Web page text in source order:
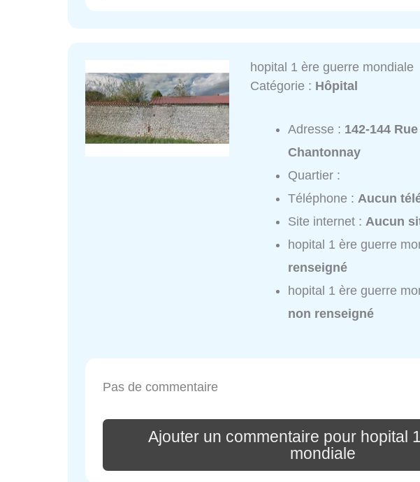
hopital 1 ère guerre mondiale
Catégorie : Hôpital
Adresse : 142-144
Chantonnay
Quartier :
Téléphone :Aucun
Site internet :Aucun
hopital 1 ère guerre
renseigné
hopital 1 ère guerre
non renseigné
Pas de commentaire
Ajouter un commentaire pour hopital
mondiale